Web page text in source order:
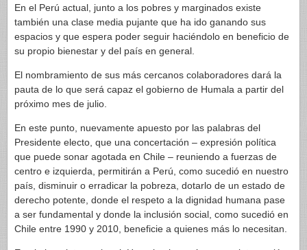
En el Perú actual, junto a los pobres y marginados existe
también una clase media pujante que ha ido ganando sus
espacios y que espera poder seguir haciéndolo en beneficio de
su propio bienestar y del país en general.
El nombramiento de sus más cercanos colaboradores dará la
pauta de lo que será capaz el gobierno de Humala a partir del
próximo mes de julio.
En este punto, nuevamente apuesto por las palabras del
Presidente electo, que una concertación – expresión política
que puede sonar agotada en Chile – reuniendo a fuerzas de
centro e izquierda, permitirán a Perú, como sucedió en nuestro
país, disminuir o erradicar la pobreza, dotarlo de un estado de
derecho potente, donde el respeto a la dignidad humana pase
a ser fundamental y donde la inclusión social, como sucedió en
Chile entre 1990 y 2010, beneficie a quienes más lo necesitan.